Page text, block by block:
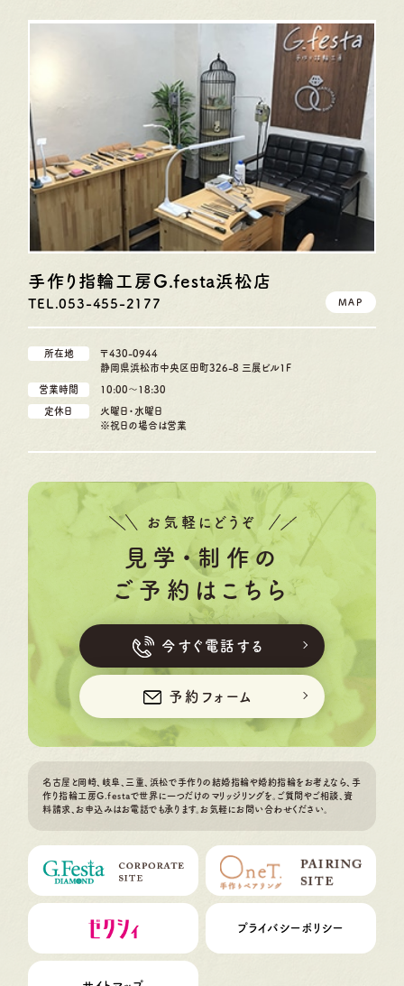
手作り指輪工房G.festa浜松店
TEL.053-455-2177 MAP
所在地
〒430-0944
静岡県浜松市中央区田町326-8 三展ビル1F
営業時間 10:00〜18:30
定休日
火曜日・水曜日
※祝日の場合は営業
お気軽にどうぞ
見学・制作の
ご予約はこちら
今すぐ電話する
予約フォーム
名古屋と岡崎、岐阜、三重、浜松で手作りの結婚指輪や婚約指輪をお考えなら、手
作り指輪工房G.festaで世界に一つだけのマリッジリングを。ご質問やご相談、資
料請求、お申込みはお電話でも承ります。お気軽にお問い合わせください。
プライバシーポリシー